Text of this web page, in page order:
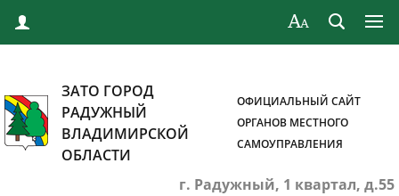
ЗАТО ГОРОД
РАДУЖНЫЙ
ВЛАДИМИРСКОЙ
ОБЛАСТИ
ОФИЦИАЛЬНЫЙ САЙТ
ОРГАНОВ МЕСТНОГО
САМОУПРАВЛЕНИЯ
г. Радужный, 1 квартал, д.55